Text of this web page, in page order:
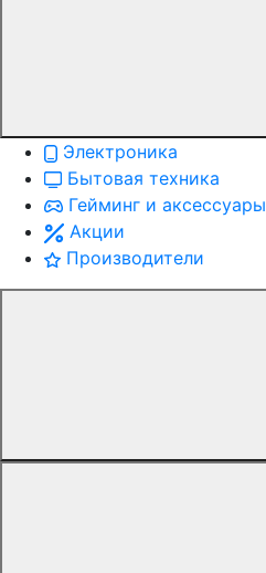
Электроника
Бытовая техника
Гейминг и аксессуары
Акции
Производители